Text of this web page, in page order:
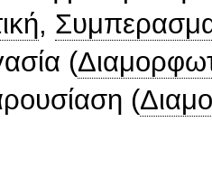
,
(
(